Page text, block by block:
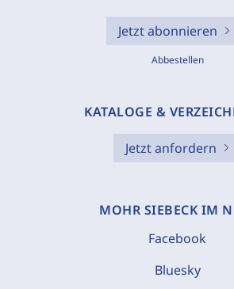
Jetzt abonnieren
Abbestellen
KATALOGE &
Jetzt anfordern
MOHR SIEBECK IM
Facebook
Bluesky